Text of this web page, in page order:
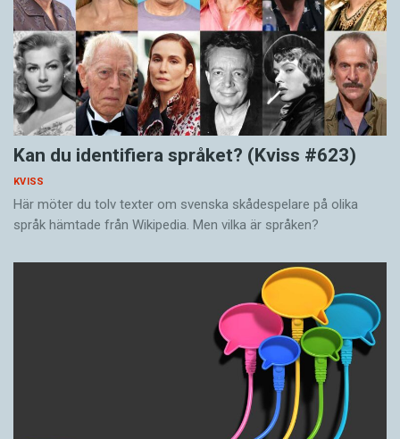
Kan du identifiera språket? (Kviss #623)
KVISS
Här möter du tolv texter om svenska skådespelare på olika
språk hämtade från Wikipedia. Men vilka är språken?